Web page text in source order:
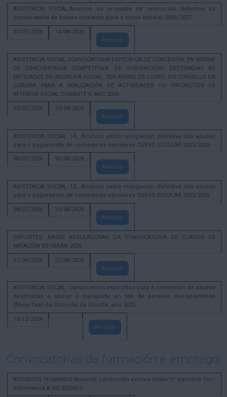
ASISTENCIA SOCIAL.Anuncio da proposta de resolución definitiva dá
convocatoria de bolsas comedor para o curso escolar 2026/2027.
31/07/2026
14/08/2026
Amosar
ASISTENCIA SOCIAL CONVOCATORIA ESPECÍFICA DE CONCESIÓN, EN RÉXIME
DE CONCORRENCIA COMPETITIVA, DE SUBVENCIÓNS DESTINADAS ÁS
ENTIDADES DE INICIATIVA SOCIAL, SEN ÁNIMO DE LUCRO, DO CONCELLO DA
CORUÑA PARA A REALIZACIÓN DE ACTIVIDADES OU PROXECTOS DE
INTERESE SOCIAL DURANTE O ANO 2026
10/07/2026
10/08/2026
Amosar
ASISTENCIA SOCIAL. 14_ Anuncio sobre revogación definitiva das axudas
para o pagamento de comedores escolares CURSO ESCOLAR 2025/2026
08/07/2026
10/08/2026
Amosar
ASISTENCIA SOCIAL. 12_ Anuncio sobre revogación definitiva das axudas
para o pagamento de comedores escolares CURSO ESCOLAR 2025/2026
08/07/2026
10/08/2026
Amosar
DEPORTES. BASES REGULADORAS DA CONVOCATORIA DE CURSOS DE
NATACIÓN DE VERÁN 2026
17/06/2026
27/08/2026
Amosar
ASISTENCIA SOCIAL. Convocatoria específica para a concesión de axudas
destinadas a apoiar o transporte en taxi de persoas discapacidade
(Bono-Taxi) do Concello da Coruña, año 2025
18/12/2024
Amosar
Convocatorias de formación e emprego
RECURSOS HUMANOS Anuncio corrección errores notas 1º ejercicio Tec.
Informatica B SEL2025013